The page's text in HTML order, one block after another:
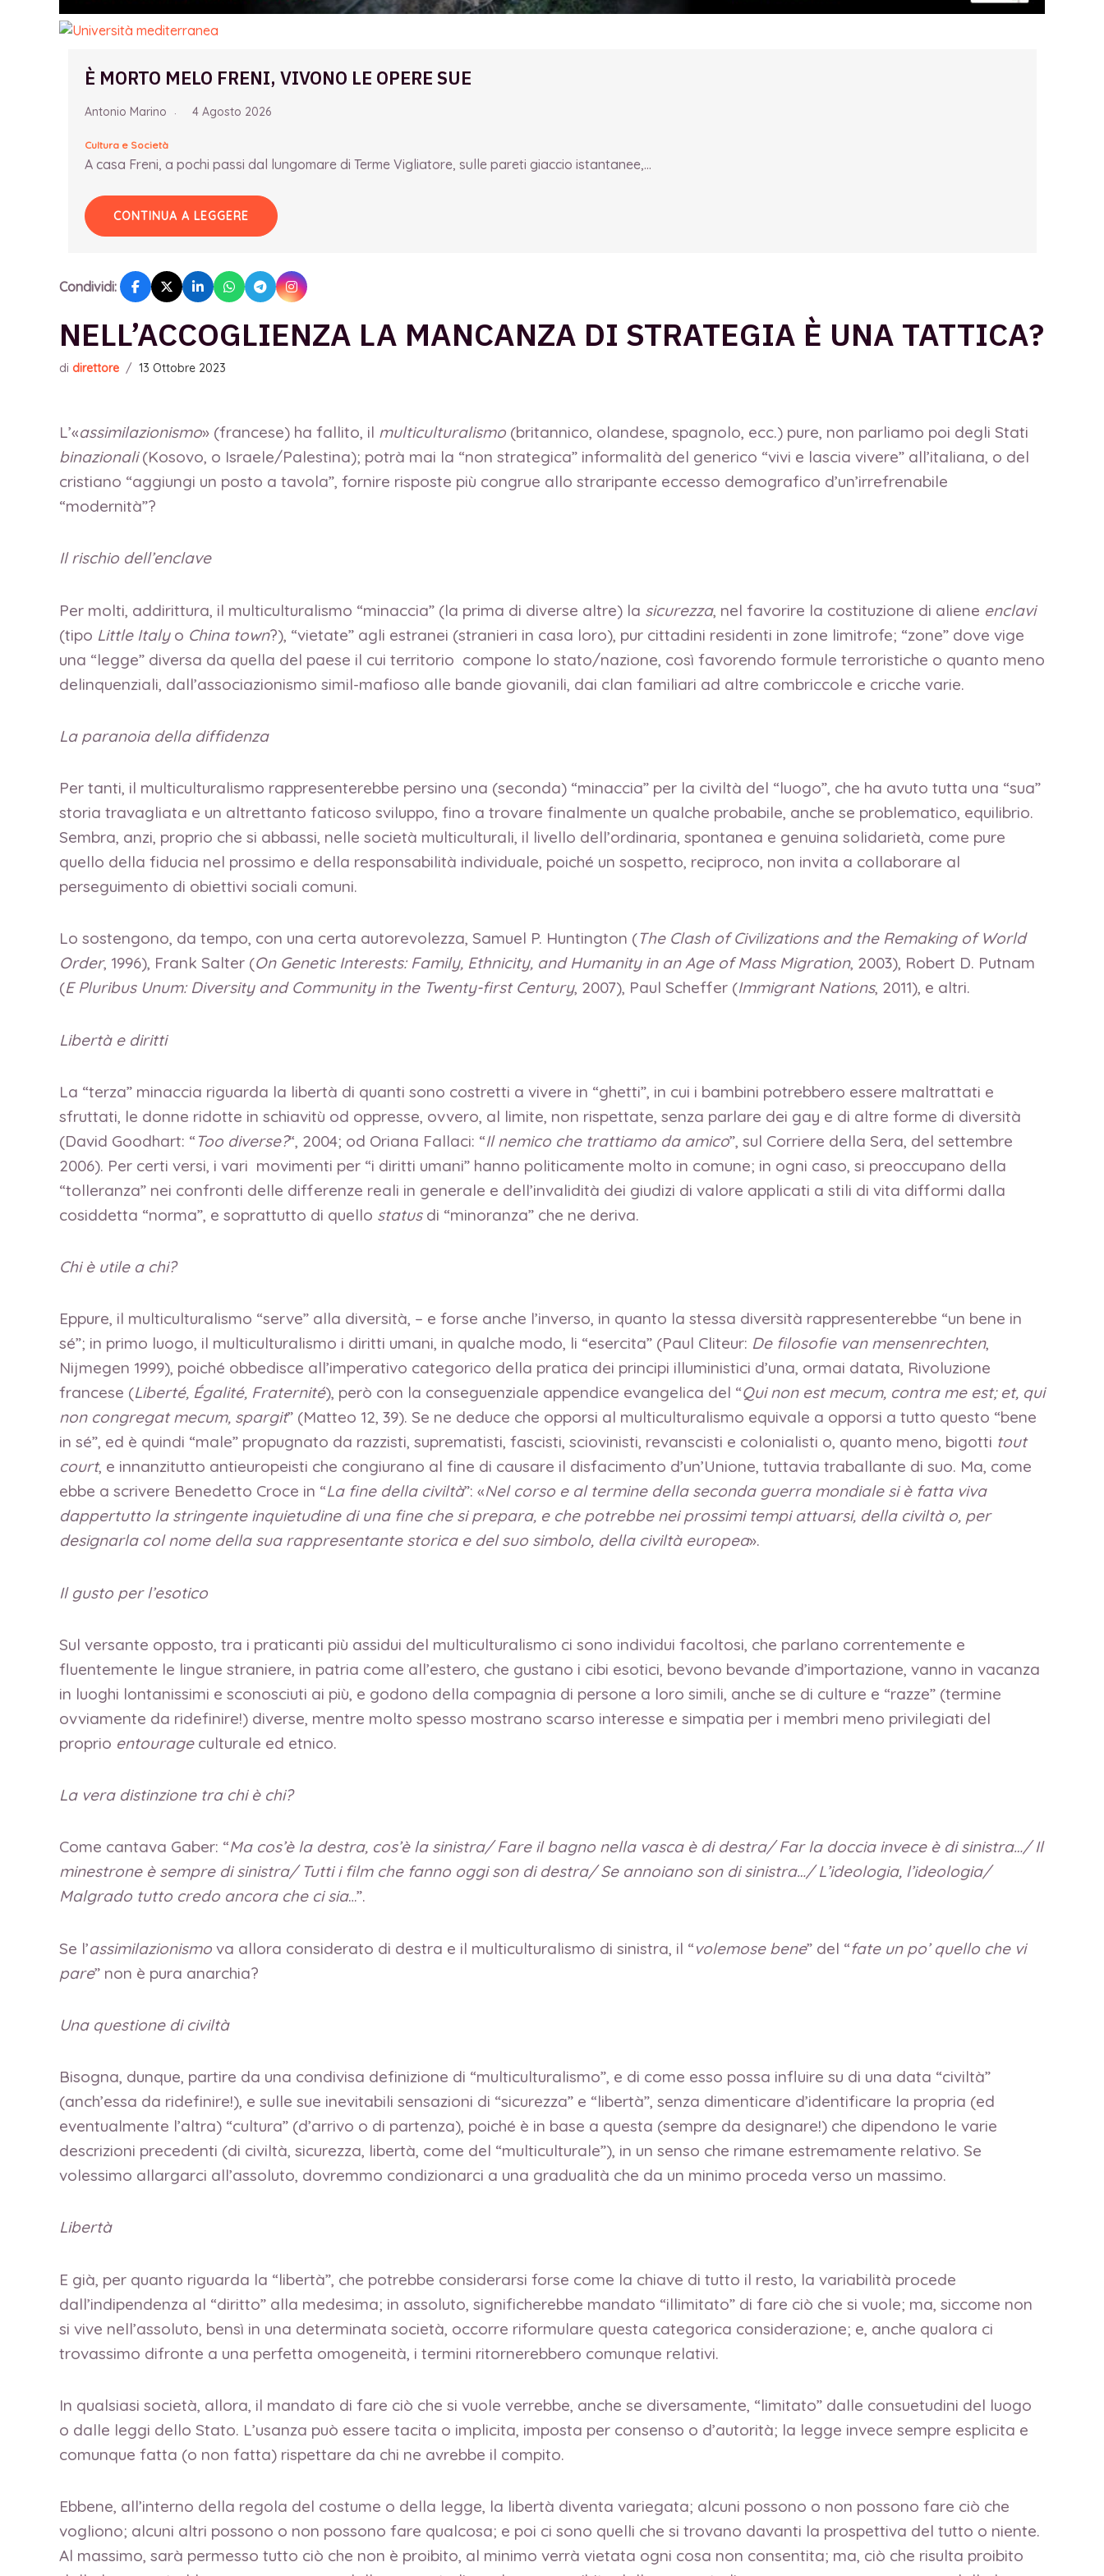
È MORTO MELO FRENI, VIVONO LE OPERE SUE
Antonio Marino 4 Agosto 2026
Cultura e Società
A casa Freni, a pochi passi dal lungomare di Terme Vigliatore, sulle pareti giaccio istantanee,...
CONTINUA A LEGGERE
Condividi:
NELL’ACCOGLIENZA LA MANCANZA DI STRATEGIA È UNA TATTICA?
di direttore / 13 Ottobre 2023
L’«assimilazionismo» (francese) ha fallito, il multiculturalismo (britannico, olandese, spagnolo, ecc.) pure, non parliamo poi degli Stati
binazionali(Kosovo, o Israele/Palestina); potrà mai la “non strategica” informalità del generico “vivi e lascia vivere” all’italiana, o del
cristiano “aggiungi un posto a tavola”, fornire risposte più congrue allo straripante eccesso demografico d’un’irrefrenabile
“modernità”?
Il rischio dell’enclave
Per molti, addirittura, il multiculturalismo “minaccia” (la prima di diverse altre) la sicurezza, nel favorire la costituzione di aliene enclavi
(tipo Little Italyo China town?), “vietate” agli estranei (stranieri in casa loro), pur cittadini residenti in zone limitrofe; “zone” dove vige
una “legge” diversa da quella del paese il cui territorio compone lo stato/nazione, così favorendo formule terroristiche o quanto meno
delinquenziali, dall’associazionismo simil-mafioso alle bande giovanili, dai clan familiari ad altre combriccole e cricche varie.
La paranoia della diffidenza
Per tanti, il multiculturalismo rappresenterebbe persino una (seconda) “minaccia” per la civiltà del “luogo”, che ha avuto tutta una “sua”
storia travagliata e un altrettanto faticoso sviluppo, fino a trovare finalmente un qualche probabile, anche se problematico, equilibrio.
Sembra, anzi, proprio che si abbassi, nelle società multiculturali, il livello dell’ordinaria, spontanea e genuina solidarietà, come pure
quello della fiducia nel prossimo e della responsabilità individuale, poiché un sospetto, reciproco, non invita a collaborare al
perseguimento di obiettivi sociali comuni.
Lo sostengono, da tempo, con una certa autorevolezza, Samuel P. Huntington (The Clash of Civilizations and the Remaking of World
Order, 1996), Frank Salter (On Genetic Interests: Family, Ethnicity, and Humanity in an Age of Mass Migration, 2003), Robert D. Putnam
(E Pluribus Unum: Diversity and Community in the Twenty-first Century, 2007), Paul Scheffer (Immigrant Nations, 2011), e altri.
Libertà e diritti
La “terza” minaccia riguarda la libertà di quanti sono costretti a vivere in “ghetti”, in cui i bambini potrebbero essere maltrattati e
sfruttati, le donne ridotte in schiavitù od oppresse, ovvero, al limite, non rispettate, senza parlare dei gay e di altre forme di diversità
(David Goodhart: “ Too diverse?“, 2004; od Oriana Fallaci: “Il nemico che trattiamo da amico”, sul Corriere della Sera, del settembre
2006). Per certi versi, i vari movimenti per “i diritti umani” hanno politicamente molto in comune; in ogni caso, si preoccupano della
“tolleranza” nei confronti delle differenze reali in generale e dell’invalidità dei giudizi di valore applicati a stili di vita difformi dalla
cosiddetta “norma”, e soprattutto di quello statusdi “minoranza” che ne deriva.
Chi è utile a chi?
Eppure, il multiculturalismo “serve” alla diversità, – e forse anche l’inverso, in quanto la stessa diversità rappresenterebbe “un bene in
sé”; in primo luogo, il multiculturalismo i diritti umani, in qualche modo, li “esercita” (Paul Cliteur: De filosofie van mensenrechten,
Nijmegen 1999), poiché obbedisce all’imperativo categorico della pratica dei principi illuministici d’una, ormai datata, Rivoluzione
francese (Liberté, Égalité, Fraternité), però con la conseguenziale appendice evangelica del “Qui non est mecum, contra me est; et, qui
non congregat mecum, spargit” (Matteo 12, 39). Se ne deduce che opporsi al multiculturalismo equivale a opporsi a tutto questo “bene
in sé”, ed è quindi “male” propugnato da razzisti, suprematisti, fascisti, sciovinisti, revanscisti e colonialisti o, quanto meno, bigotti tout
court, e innanzitutto antieuropeisti che congiurano al fine di causare il disfacimento d’un’Unione, tuttavia traballante di suo. Ma, come
ebbe a scrivere Benedetto Croce in “La fine della civiltà”: «Nel corso e al termine della seconda guerra mondiale si è fatta viva
dappertutto la stringente inquietudine di una fine che si prepara, e che potrebbe nei prossimi tempi attuarsi, della civiltà o, per
designarla col nome della sua rappresentante storica e del suo simbolo, della civiltà europea».
Il gusto per l’esotico
Sul versante opposto, tra i praticanti più assidui del multiculturalismo ci sono individui facoltosi, che parlano correntemente e
fluentemente le lingue straniere, in patria come all’estero, che gustano i cibi esotici, bevono bevande d’importazione, vanno in vacanza
in luoghi lontanissimi e sconosciuti ai più, e godono della compagnia di persone a loro simili, anche se di culture e “razze” (termine
ovviamente da ridefinire!) diverse, mentre molto spesso mostrano scarso interesse e simpatia per i membri meno privilegiati del
proprio entourageculturale ed etnico.
La vera distinzione tra chi è chi?
Come cantava Gaber: “Ma cos’è la destra, cos’è la sinistra/ Fare il bagno nella vasca è di destra/ Far la doccia invece è di sinistra…/ Il
minestrone è sempre di sinistra/ Tutti i film che fanno oggi son di destra/ Se annoiano son di sinistra…/ L’ideologia, l’ideologia/
Malgrado tutto credo ancora che ci sia…”.
Se l’assimilazionismo va allora considerato di destra e il multiculturalismo di sinistra, il “volemose bene” del “fate un po’ quello che vi
pare” non è pura anarchia?
Una questione di civiltà
Bisogna, dunque, partire da una condivisa definizione di “multiculturalismo”, e di come esso possa influire su di una data “civiltà”
(anch’essa da ridefinire!), e sulle sue inevitabili sensazioni di “sicurezza” e “libertà”, senza dimenticare d’identificare la propria (ed
eventualmente l’altra) “cultura” (d’arrivo o di partenza), poiché è in base a questa (sempre da designare!) che dipendono le varie
descrizioni precedenti (di civiltà, sicurezza, libertà, come del “multiculturale”), in un senso che rimane estremamente relativo. Se
volessimo allargarci all’assoluto, dovremmo condizionarci a una gradualità che da un minimo proceda verso un massimo.
Libertà
E già, per quanto riguarda la “libertà”, che potrebbe considerarsi forse come la chiave di tutto il resto, la variabilità procede
dall’indipendenza al “diritto” alla medesima; in assoluto, significherebbe mandato “illimitato” di fare ciò che si vuole; ma, siccome non
si vive nell’assoluto, bensì in una determinata società, occorre riformulare questa categorica considerazione; e, anche qualora ci
trovassimo difronte a una perfetta omogeneità, i termini ritornerebbero comunque relativi.
In qualsiasi società, allora, il mandato di fare ciò che si vuole verrebbe, anche se diversamente, “limitato” dalle consuetudini del luogo
o dalle leggi dello Stato. L’usanza può essere tacita o implicita, imposta per consenso o d’autorità; la legge invece sempre esplicita e
comunque fatta (o non fatta) rispettare da chi ne avrebbe il compito.
Ebbene, all’interno della regola del costume o della legge, la libertà diventa variegata; alcuni possono o non possono fare ciò che
vogliono; alcuni altri possono o non possono fare qualcosa; e poi ci sono quelli che si trovano davanti la prospettiva del tutto o niente.
Al massimo, sarà permesso tutto ciò che non è proibito, al minimo verrà vietata ogni cosa non consentita; ma, ciò che risulta proibito